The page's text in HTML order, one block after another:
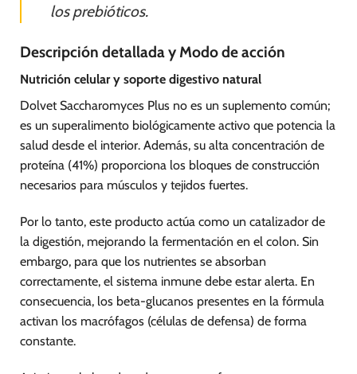
los prebióticos.
Descripción detallada y Modo de acción
Nutrición celular y soporte digestivo natural
Dolvet Saccharomyces Plus no es un suplemento común;
es un superalimento biológicamente activo que potencia la
salud desde el interior. Además, su alta concentración de
proteína (41%) proporciona los bloques de construcción
necesarios para músculos y tejidos fuertes.
Por lo tanto, este producto actúa como un catalizador de
la digestión, mejorando la fermentación en el colon. Sin
embargo, para que los nutrientes se absorban
correctamente, el sistema inmune debe estar alerta. En
consecuencia, los beta-glucanos presentes en la fórmula
activan los macrófagos (células de defensa) de forma
constante.